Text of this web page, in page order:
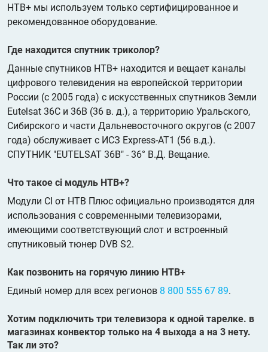
НТВ+ мы используем только сертифицированное и
рекомендованное оборудование.
Где находится спутник триколор?
Данные спутников НТВ+ находится и вещает каналы
цифрового телевидения на европейской территории
России (с 2005 года) с искусственных спутников Земли
Eutelsat 36C и 36B (36 в. д.), а территорию Уральского,
Сибирского и части Дальневосточного округов (с 2007
года) обслуживает с ИСЗ Express-AT1 (56 в.д.).
СПУТНИК "EUTELSAT 36B" - 36° В.Д. Вещание.
Что такое ci модуль НТВ+?
Модули CI от НТВ Плюс официально производятся для
использования с современными телевизорами,
имеющими соответствующий слот и встроенный
спутниковый тюнер DVB S2.
Как позвонить на горячую линию НТВ+
Единый номер для всех регионов 8 800 555 67 89.
Хотим подключить три телевизора к одной тарелке. в
магазинах конвектор только на 4 выхода а на 3 нету.
Так ли это?